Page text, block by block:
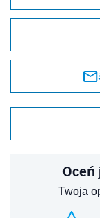
Oceń
Twoja